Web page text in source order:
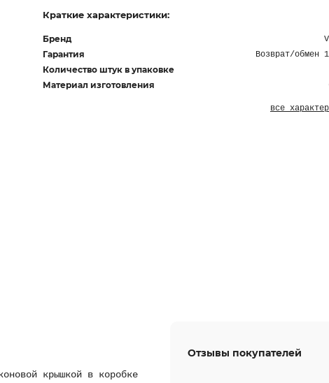
Краткие характеристики:
Бренд
Гарантия Возврат/обмен
Количество штук в упаковке
Материал изготовления
все
крышкой в коробке
Отзывы покупателей